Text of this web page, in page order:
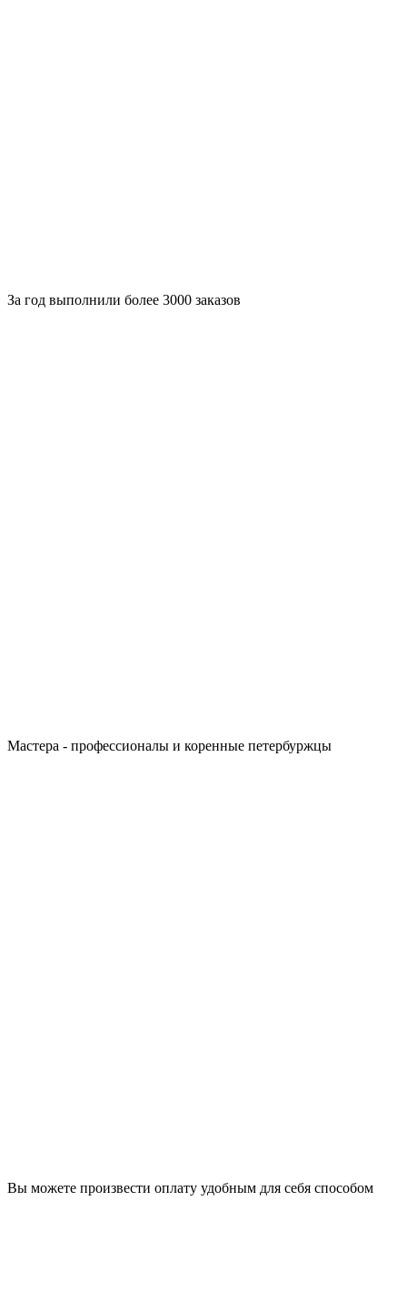
За год выполнили более 3000 заказов
Мастера - профессионалы и коренные петербуржцы
Вы можете произвести оплату удобным для себя способом